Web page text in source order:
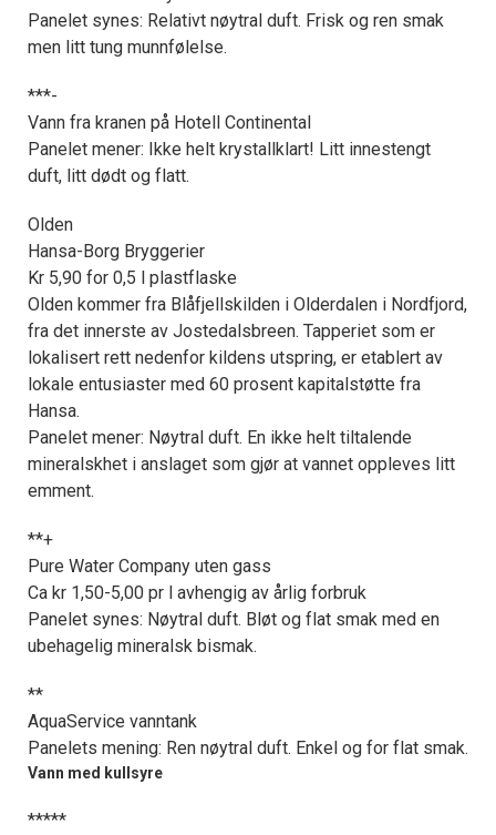
Panelet synes: Relativt nøytral duft. Frisk og ren smak
men litt tung munnfølelse.
***-
Vann fra kranen på Hotell Continental
Panelet mener: Ikke helt krystallklart! Litt innestengt
duft, litt dødt og flatt.
Olden
Hansa-Borg Bryggerier
Kr 5,90 for 0,5 l plastflaske
Olden kommer fra Blåfjellskilden i Olderdalen i Nordfjord,
fra det innerste av Jostedalsbreen. Tapperiet som er
lokalisert rett nedenfor kildens utspring, er etablert av
lokale entusiaster med 60 prosent kapitalstøtte fra
Hansa.
Panelet mener: Nøytral duft. En ikke helt tiltalende
mineralskhet i anslaget som gjør at vannet oppleves litt
emment.
**+
Pure Water Company uten gass
Ca kr 1,50-5,00 pr l avhengig av årlig forbruk
Panelet synes: Nøytral duft. Bløt og flat smak med en
ubehagelig mineralsk bismak.
**
AquaService vanntank
Panelets mening: Ren nøytral duft. Enkel og for flat smak.
Vann med kullsyre
*****